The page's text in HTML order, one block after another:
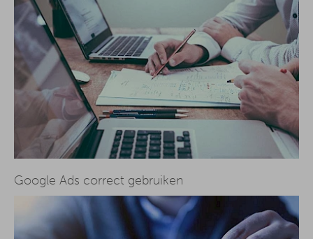
Google Ads correct gebruiken